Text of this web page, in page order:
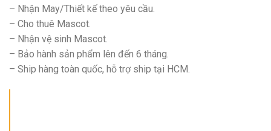
– Nhận May/Thiết kế theo yêu cầu.
– Cho thuê Mascot.
– Nhận vệ sinh Mascot.
– Bảo hành sản phẩm lên đến 6 tháng.
– Ship hàng toàn quốc, hỗ trợ ship tại HCM.